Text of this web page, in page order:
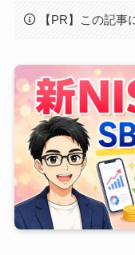
【PR】この記